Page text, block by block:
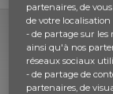
Banque
BCE –
partenaires, de
de votre localisation
- de partage sur les
ainsi qu'à nos
réseaux sociaux
- de partage de
partenaires, de